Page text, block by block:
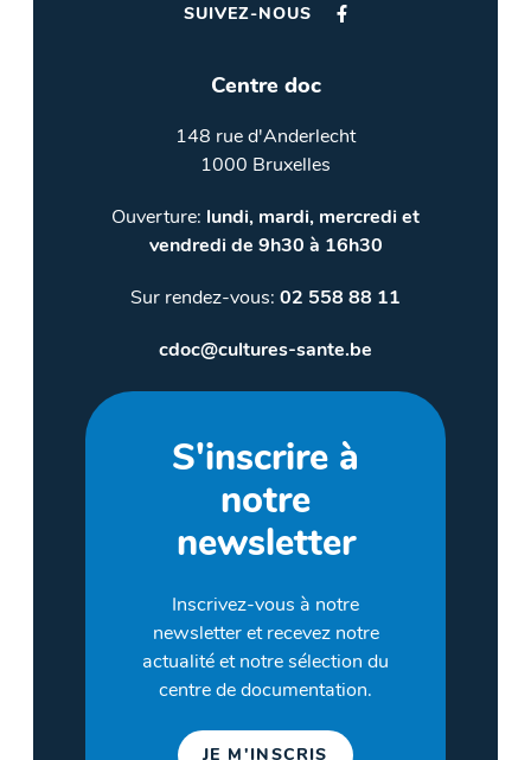
SUIVEZ-NOUS
Centre doc
148 rue d'Anderlecht
1000 Bruxelles
Ouverture: lundi, mardi, mercredi et
vendredi de 9h30 à 16h30
Sur rendez-vous: 02 558 88 11
cdoc@cultures-sante.be
S'inscrire à
notre
newsletter
Inscrivez-vous à notre
newsletter et recevez notre
actualité et notre sélection du
centre de documentation.
JE M'INSCRIS